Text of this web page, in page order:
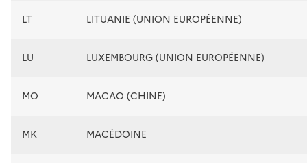
LT LITUANIE (UNION EUROPÉENNE)
LU LUXEMBOURG (UNION EUROPÉENNE)
MO MACAO (CHINE)
MK MACÉDOINE